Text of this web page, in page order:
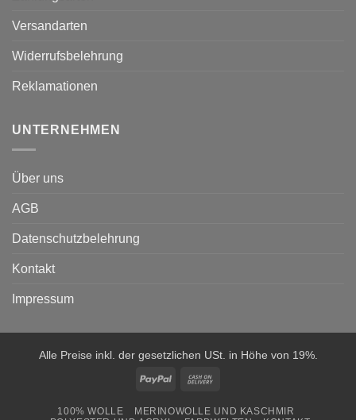
Versandarten
Widerrufsbelehrung
Reklamationen
UNTERNEHMEN
Über uns
AGB
Datenschutzbelehrung
Kontakt
Impressum
Alle Preise inkl. der gesetzlichen USt. in Höhe von 19%.
PayPal
Delivery
100% WOLLE
MERINOWOLLE UND KASCHMIR